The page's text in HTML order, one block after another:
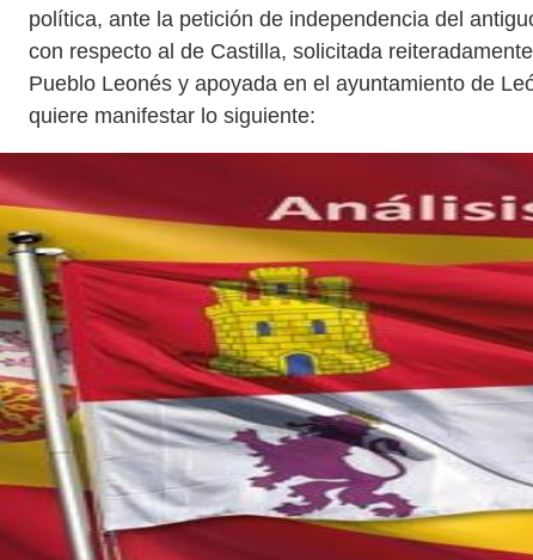
política, ante la petición de independencia del
con respecto al de Castilla, solicitada
Pueblo Leonés y apoyada en el ayuntamiento de